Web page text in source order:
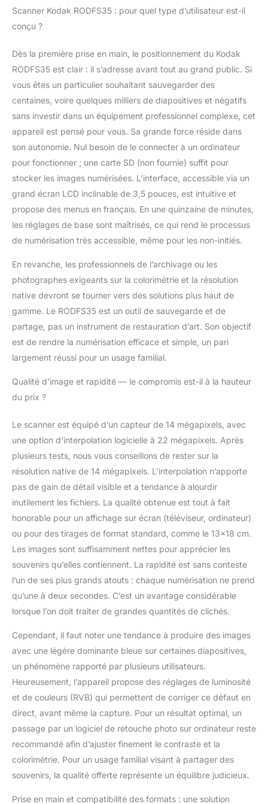
facile et affichage de
inserts de film et de
cartes pour un
fonctionnement rapide,
flexible ; les grandes
numériser et
enregistrer en une
étape Interface
utilisateur intuitive –
Comprend un utile
plateau et insérez
répertoire ; facilement
modifier l'image RVB et
résolution, parcourir la
galerie [scables et
bonus inclus –
Compatible Mac et PC
avec câble
d'alimentation USB,
câble HDMI, adaptateur
secteur, câble vidéo et
brushd carte non
inclus, prend en charge
Câbles et accessoires
convertisseur est livré
avec câble
câble HDMI, adaptateur
secteur, câble vidéo &
Gratuit film brosse de
nettoyage L'appareil ne
Super 8, il convertit ces
films en image Jpeg
Remarque: Ce n'est
pas un outil destiné
aux professionnels de
la numérisation, mais
un produit "grand
public" permettant à
souhaitant numériser
ses négatons ou
diapositives
Scanner Kodak RODFS35 : pour quel type d’utilisateur est-il
conçu ?
Dès la première prise en main, le positionnement du Kodak
RODFS35 est clair : il s’adresse avant tout au grand public. Si
vous êtes un particulier souhaitant sauvegarder des
centaines, voire quelques milliers de diapositives et négatifs
sans investir dans un équipement professionnel complexe, cet
appareil est pensé pour vous. Sa grande force réside dans
son autonomie. Nul besoin de le connecter à un ordinateur
pour fonctionner ; une carte SD (non fournie) suffit pour
stocker les images numérisées. L’interface, accessible via un
grand écran LCD inclinable de 3,5 pouces, est intuitive et
propose des menus en français. En une quinzaine de minutes,
les réglages de base sont maîtrisés, ce qui rend le processus
de numérisation très accessible, même pour les non-initiés.
En revanche, les professionnels de l’archivage ou les
photographes exigeants sur la colorimétrie et la résolution
native devront se tourner vers des solutions plus haut de
gamme. Le RODFS35 est un outil de sauvegarde et de
partage, pas un instrument de restauration d’art. Son objectif
est de rendre la numérisation efficace et simple, un pari
largement réussi pour un usage familial.
Qualité d’image et rapidité — le compromis est-il à la hauteur
du prix ?
Le scanner est équipé d’un capteur de 14 mégapixels, avec
une option d’interpolation logicielle à 22 mégapixels. Après
plusieurs tests, nous vous conseillons de rester sur la
résolution native de 14 mégapixels. L’interpolation n’apporte
pas de gain de détail visible et a tendance à alourdir
inutilement les fichiers. La qualité obtenue est tout à fait
honorable pour un affichage sur écran (téléviseur, ordinateur)
ou pour des tirages de format standard, comme le 13×18 cm.
Les images sont suffisamment nettes pour apprécier les
souvenirs qu’elles contiennent. La rapidité est sans conteste
l’un de ses plus grands atouts : chaque numérisation ne prend
qu’une à deux secondes. C’est un avantage considérable
lorsque l’on doit traiter de grandes quantités de clichés.
Cependant, il faut noter une tendance à produire des images
avec une légère dominante bleue sur certaines diapositives,
un phénomène rapporté par plusieurs utilisateurs.
Heureusement, l’appareil propose des réglages de luminosité
et de couleurs (RVB) qui permettent de corriger ce défaut en
direct, avant même la capture. Pour un résultat optimal, un
passage par un logiciel de retouche photo sur ordinateur reste
recommandé afin d’ajuster finement le contraste et la
colorimétrie. Pour un usage familial visant à partager des
souvenirs, la qualité offerte représente un équilibre judicieux.
Prise en main et compatibilité des formats : une solution